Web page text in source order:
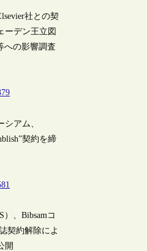
社との契
ーデン王立図
への影響調査
シアム、
契約を締
、Bibsamコ
契約解除によ
開